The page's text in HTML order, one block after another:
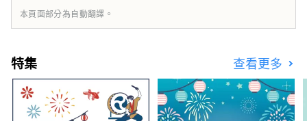
本頁面部分為自動翻譯。
特集 查看更多